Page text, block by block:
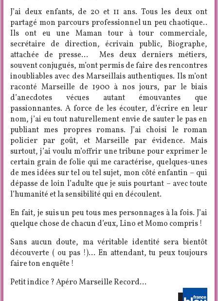
J’ai deux enfants, de 20 et 11 ans. Tous les deux ont
partagé mon parcours professionnel un peu chaotique..
Ils ont eu une Maman tour à tour commerciale,
secrétaire de direction, écrivain public, Biographe,
attachée de presse… Mes deux derniers métiers,
souvent conjugués, m’ont permis de faire des rencontres
inoubliables avec des Marseillais authentiques. Ils m’ont
raconté Marseille de 1900 à nos jours, par le biais
d’anecdotes vécues autant émouvantes que
passionnantes. A force de les écouter, d’écrire en leur
nom, j’ai eu tout naturellement envie de sauter le pas en
publiant mes propres romans. J’ai choisi le roman
policier par goût, et Marseille par évidence. Mais
surtout, j’ai voulu m’offrir une tribune pour exprimer le
certain grain de folie qui me caractérise, quelques-unes
de mes idées sur tel ou tel sujet, mon côté enfantin – qui
dépasse de loin l’adulte que je suis pourtant – avec toute
l’humanité et la sensibilité qui en découlent.
En fait, je suis un peu tous mes personnages à la fois. J’ai
quelque chose de chacun d’eux, Lino et Momo compris !
Sans aucun doute, ma véritable identité sera bientôt
découverte ( ou pas !)… En attendant, tu peux toujours
faire ton enquête !
Petit indice ? Apéro Marseille Record…